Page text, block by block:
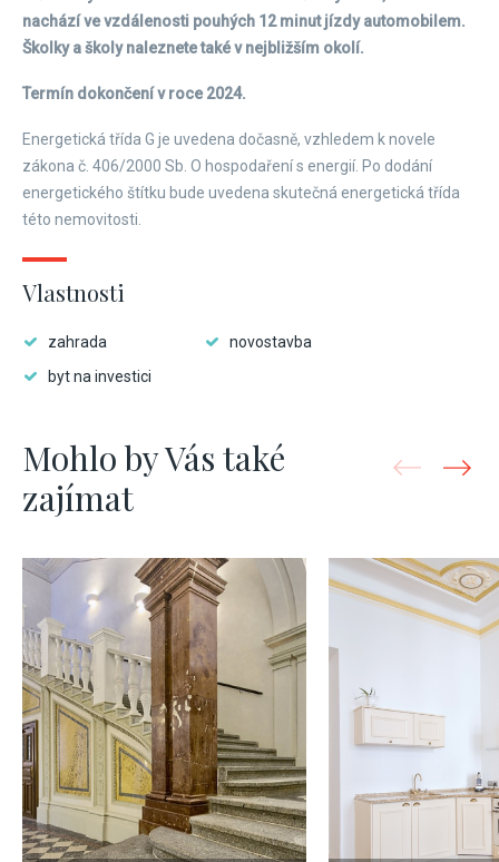
nachází ve vzdálenosti pouhých 12 minut jízdy automobilem.
Školky a školy naleznete také v nejbližším okolí.
Termín dokončení v roce 2024.
Energetická třída G je uvedena dočasně, vzhledem k novele
zákona č. 406/2000 Sb. O hospodaření s energií. Po dodání
energetického štítku bude uvedena skutečná energetická třída
této nemovitosti.
Vlastnosti
zahrada
novostavba
byt na investici
Mohlo by Vás také
zajímat